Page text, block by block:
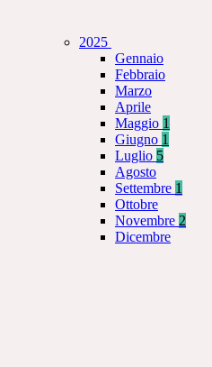
2025
Gennaio
Febbraio
Marzo
Aprile
Maggio 1
Giugno 1
Luglio 5
Agosto
Settembre 1
Ottobre
Novembre 2
Dicembre